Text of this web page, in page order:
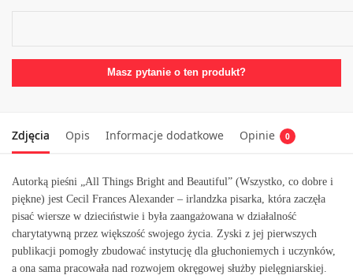
Masz pytanie o ten produkt?
Zdjęcia Opis Informacje dodatkowe Opinie 0
Autorką pieśni „All Things Bright and Beautiful” (Wszystko, co dobre i
piękne) jest Cecil Frances Alexander – irlandzka pisarka, która zaczęła
pisać wiersze w dzieciństwie i była zaangażowana w działalność
charytatywną przez większość swojego życia. Zyski z jej pierwszych
publikacji pomogły zbudować instytucję dla głuchoniemych i uczynków,
a ona sama pracowała nad rozwojem okręgowej służby pielęgniarskiej.